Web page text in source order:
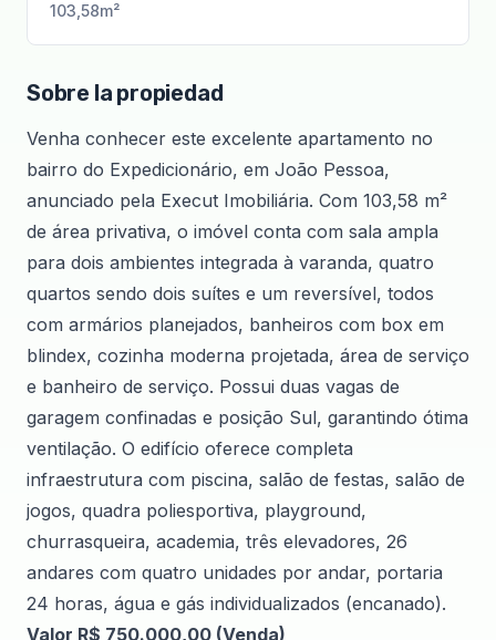
103,58m²
Sobre la propiedad
Venha conhecer este excelente apartamento no
bairro do Expedicionário, em João Pessoa,
anunciado pela Execut Imobiliária. Com 103,58 m²
de área privativa, o imóvel conta com sala ampla
para dois ambientes integrada à varanda, quatro
quartos sendo dois suítes e um reversível, todos
com armários planejados, banheiros com box em
blindex, cozinha moderna projetada, área de serviço
e banheiro de serviço. Possui duas vagas de
garagem confinadas e posição Sul, garantindo ótima
ventilação. O edifício oferece completa
infraestrutura com piscina, salão de festas, salão de
jogos, quadra poliesportiva, playground,
churrasqueira, academia, três elevadores, 26
andares com quatro unidades por andar, portaria
24 horas, água e gás individualizados (encanado).
Valor R$ 750.000,00 (Venda)